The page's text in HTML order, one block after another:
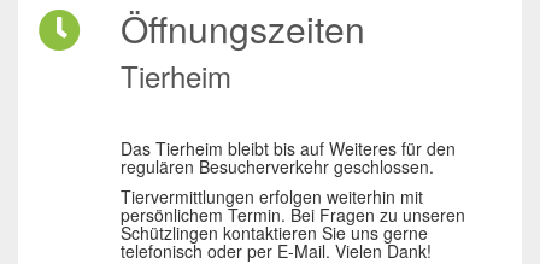
Öffnungszeiten
Tierheim
Das Tierheim bleibt bis auf Weiteres für den
regulären Besucherverkehr geschlossen.
Tiervermittlungen erfolgen weiterhin mit
persönlichem Termin. Bei Fragen zu unseren
Schützlingen kontaktieren Sie uns gerne
telefonisch oder per E-Mail. Vielen Dank!